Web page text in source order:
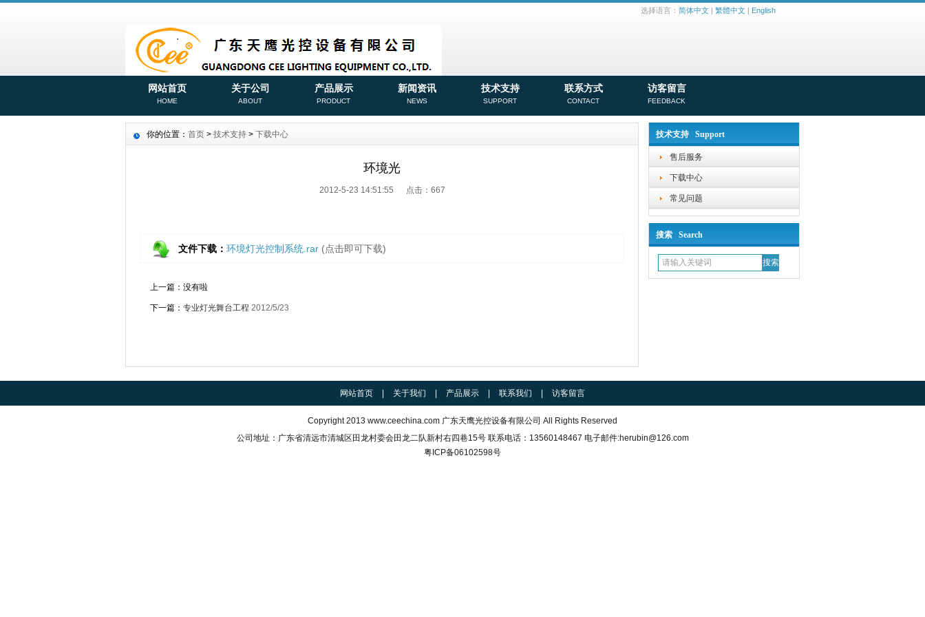
选择语言： 简体中文 | 繁體中文 | English
网站首页
HOME
关于公司
ABOUT
产品展示
PRODUCT
新闻资讯
NEWS
技术支持
SUPPORT
联系方式
CONTACT
访客留言
FEEDBACK
技术支持 Support
售后服务
下载中心
常见问题
搜索 Search
你的位置： 首页 > 技术支持 > 下载中心
环境光
2012-5-23 14:51:55 点击： 667
文件下载： 环境灯光控制系统.rar (点击即可下载)
上一篇：没有啦
下一篇： 专业灯光舞台工程 2012/5/23
网站首页 关于我们 产品展示 联系我们 访客留言
Copyright 2013 www.ceechina.com 广东天鹰光控设备有限公司 All Rights Reserved
公司地址：广东省清远市清城区田龙村委会田龙二队新村右四巷15号 联系电话：13560148467 电子邮件:herubin@126.com
粤ICP备06102598号